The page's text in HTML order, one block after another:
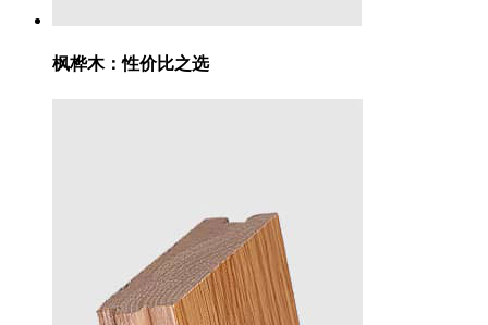
枫桦木：性价比之选